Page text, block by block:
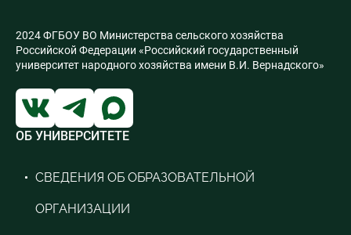
Б1.О.02 Иност яз(ФЯ)
Б1.О.02 Иност яз(АЯ)
Б1.В.10 Современ проб
Б1.В.09 -Основы экоправа
Б1.В.03.-редкие виды фл.и фауны
Б1.В.01 Иннов мен
2024 ФГБОУ ВО Министерства сельского хозяйства
Российской Федерации «Российский государственный
университет народного хозяйства имени В.И. Вернадского»
ОБ УНИВЕРСИТЕТЕ
СВЕДЕНИЯ ОБ ОБРАЗОВАТЕЛЬНОЙ
ОРГАНИЗАЦИИ